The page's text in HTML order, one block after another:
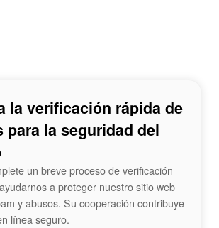
la verificación rápida de
para la seguridad del
un breve proceso de verificación
a proteger nuestro sitio web
y abusos. Su cooperación contribuye
línea seguro.